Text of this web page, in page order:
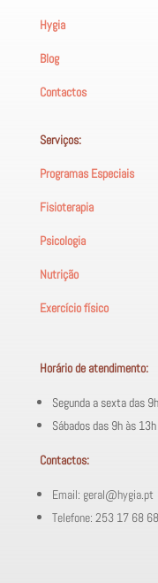
Hygia
Blog
Contactos
Serviços:
Programas Especiais
Fisioterapia
Psicologia
Nutrição
Exercício físico
Horário de atendimento:
Segunda a sexta das
Sábados das 9h às 13h
Contactos:
Email: geral@hygia.pt
Telefone: 253 17 68 68